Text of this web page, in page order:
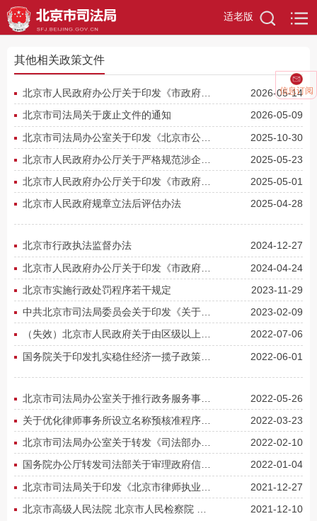
适老版
信息订阅
其他相关政策文件
2026-05-14
北京市司法局关于废止文件的通知
2026-05-09
2025-10-30
2025-05-23
2025-05-01
北京市人民政府规章立法后评估办法
2025-04-28
北京市行政执法监督办法
2024-12-27
2024-04-24
北京市实施行政处罚程序若干规定
2023-11-29
2023-02-09
（失效）北京市人民政府关于由区级以上人民政府统一行使行政复议职责的通告
2022-07-06
2022-06-01
2022-05-26
2022-03-23
2022-02-10
国务院办公厅转发司法部关于审理政府信息公开行政复议案件若干问题指导意见的通知
2022-01-04
2021-12-27
2021-12-10